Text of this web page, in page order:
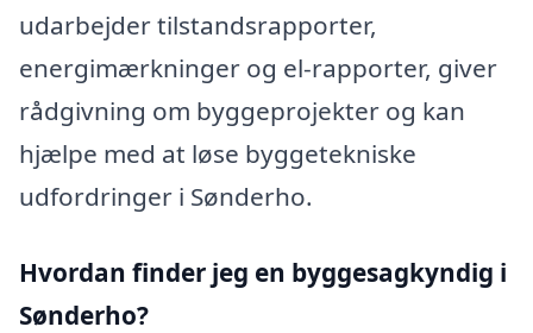
udarbejder tilstandsrapporter,
energimærkninger og el-rapporter, giver
rådgivning om byggeprojekter og kan
hjælpe med at løse byggetekniske
udfordringer i Sønderho.
Hvordan finder jeg en byggesagkyndig i
Sønderho?